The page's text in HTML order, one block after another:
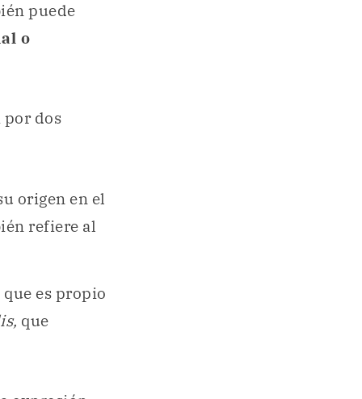
puede
o
por dos
origen en el
refiere al
es propio
que